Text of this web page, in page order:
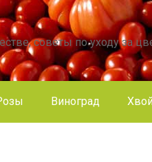
советы по уходу за
Виноград